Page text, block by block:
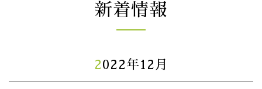
新着情報
2022年12月